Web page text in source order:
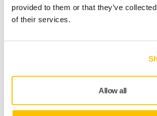
provided to them or that they’ve
of their services.
Allow all
Hoe voorkom ik dat mijn